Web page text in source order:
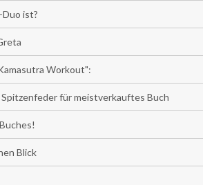
ist?
Workout":
Spitzenfeder für meistverkauftes Buch
Blick